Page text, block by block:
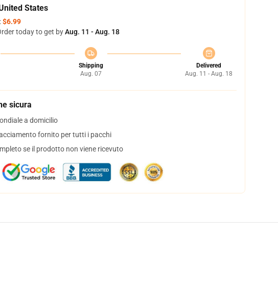
States
$6.99
today to get byAug. 11 - Aug. 18
Shipping
Aug. 07
Delivered
Aug. 11 - Aug. 18
sicura
a domicilio
fornito per tutti i pacchi
se il prodotto non viene ricevuto